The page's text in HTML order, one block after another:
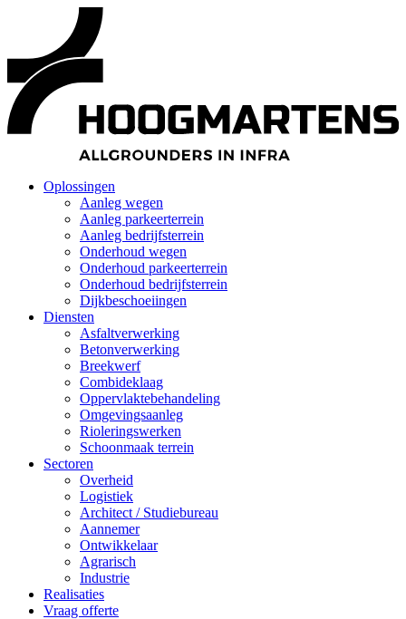
Oplossingen
Aanleg wegen
Aanleg parkeerterrein
Aanleg bedrijfsterrein
Onderhoud wegen
Onderhoud parkeerterrein
Onderhoud bedrijfsterrein
Dijkbeschoeiingen
Diensten
Asfaltverwerking
Betonverwerking
Breekwerf
Combideklaag
Oppervlaktebehandeling
Omgevingsaanleg
Rioleringswerken
Schoonmaak terrein
Sectoren
Overheid
Logistiek
Architect / Studiebureau
Aannemer
Ontwikkelaar
Agrarisch
Industrie
Realisaties
Vraag offerte